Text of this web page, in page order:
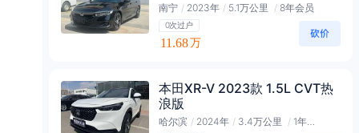
南宁 / 2023年 / 5.1万公里 / 8年会员
0次过户
11.68万
本田XR-V 2023款 1.5L CVT热
浪版
哈尔滨 / 2024年 / 3.4万公里 / 1年黄金会员